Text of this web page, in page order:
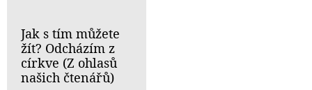
Jak s tím můžete
žít? Odcházím z
církve (Z ohlasů
našich čtenářů)